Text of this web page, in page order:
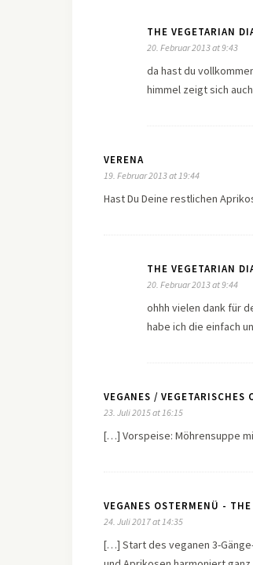
THE VEGETARIAN
20. Februar 2013 at 9:43
da hast du
himmel zeigt sich
VERENA
19. Februar 2013 at 19:44
Hast Du Deine restlichen
THE VEGETARIAN
20. Februar 2013 at 9:44
ohhh vielen dank für
habe ich die einfach
VEGANES / VEGETARISCHES
23. Juli 2015 at 16:15
[…] Vorspeise: Möhrensuppe
VEGANES OSTERMENÜ -
24. Juli 2017 at 14:35
[…] Start des veganen 3-